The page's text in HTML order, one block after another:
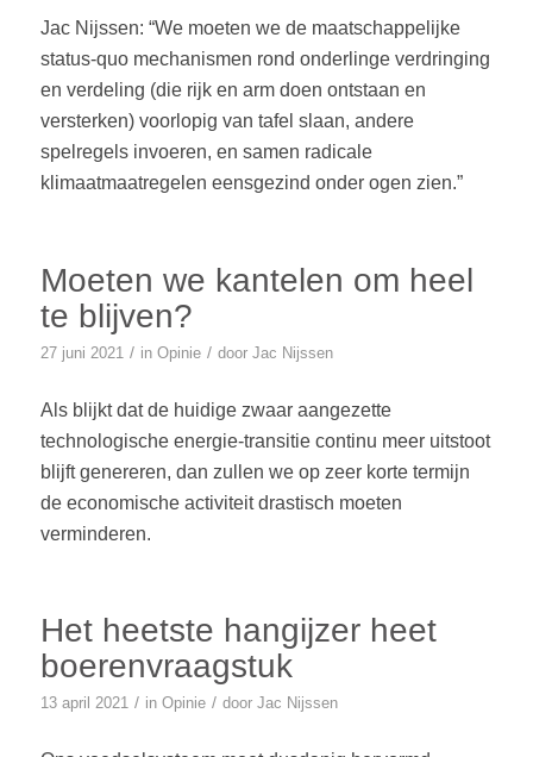
Jac Nijssen: “We moeten we de maatschappelijke
status-quo mechanismen rond onderlinge verdringing
en verdeling (die rijk en arm doen ontstaan en
versterken) voorlopig van tafel slaan, andere
spelregels invoeren, en samen radicale
klimaatmaatregelen eensgezind onder ogen zien.”
Moeten we kantelen om heel
te blijven?
27 juni 2021 / in Opinie / door Jac Nijssen
Als blijkt dat de huidige zwaar aangezette
technologische energie-transitie continu meer uitstoot
blijft genereren, dan zullen we op zeer korte termijn
de economische activiteit drastisch moeten
verminderen.
Het heetste hangijzer heet
boerenvraagstuk
13 april 2021 / in Opinie / door Jac Nijssen